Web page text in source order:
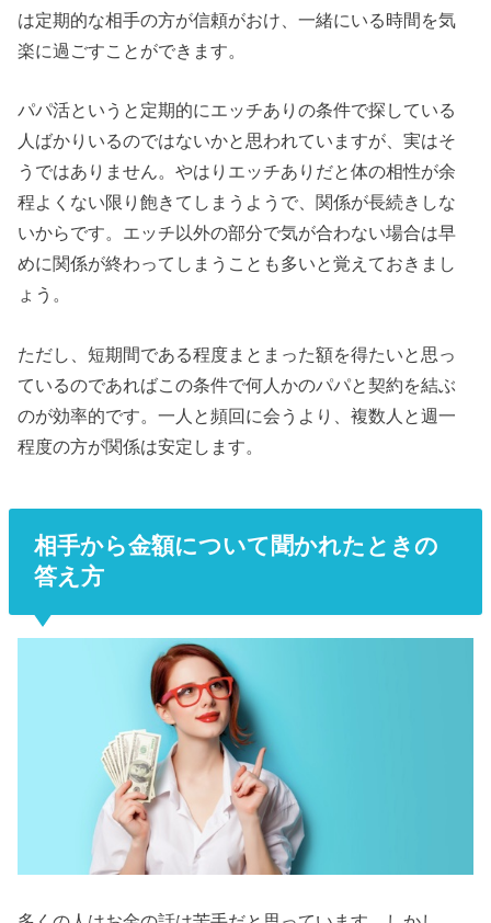
は定期的な相手の方が信頼がおけ、一緒にいる時間を気
楽に過ごすことができます。
パパ活というと定期的にエッチありの条件で探している
人ばかりいるのではないかと思われていますが、実はそ
うではありません。やはりエッチありだと体の相性が余
程よくない限り飽きてしまうようで、関係が長続きしな
いからです。エッチ以外の部分で気が合わない場合は早
めに関係が終わってしまうことも多いと覚えておきまし
ょう。
ただし、短期間である程度まとまった額を得たいと思っ
ているのであればこの条件で何人かのパパと契約を結ぶ
のが効率的です。一人と頻回に会うより、複数人と週一
程度の方が関係は安定します。
相手から金額について聞かれたときの
答え方